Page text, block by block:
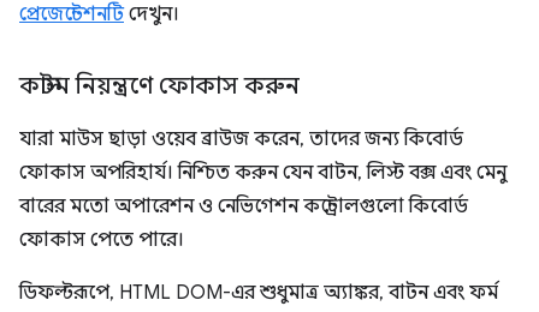
প্রেজেন্টেশনটিদেখুন।
কাস্টম নিয়ন্ত্রণে ফোকাস করুন
যারা মাউস ছাড়া ওয়েব ব্রাউজ করেন, তাদের জন্য কিবোর্ড
ফোকাস অপরিহার্য। নিশ্চিত করুন যেন বাটন, লিস্ট বক্স এবং মেনু
বারের মতো অপারেশন ও নেভিগেশন কন্ট্রোলগুলো কিবোর্ড
ফোকাস পেতে পারে।
ডিফল্টরূপে, HTML DOM-এর শুধুমাত্র অ্যাঙ্কর, বাটন এবং ফর্ম